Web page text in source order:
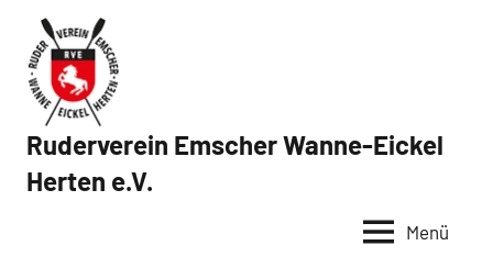
Inhalt
springen
Ruderverein Emscher Wanne-Eickel
Herten e.V.
Menü